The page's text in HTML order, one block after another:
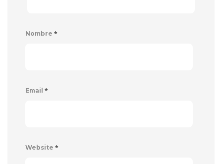
Nombre *
Email *
Website *